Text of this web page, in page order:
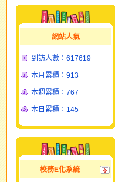
網站人氣
到訪人數：617619
本月累積：913
本週累積：767
本日累積：145
校務E化系統